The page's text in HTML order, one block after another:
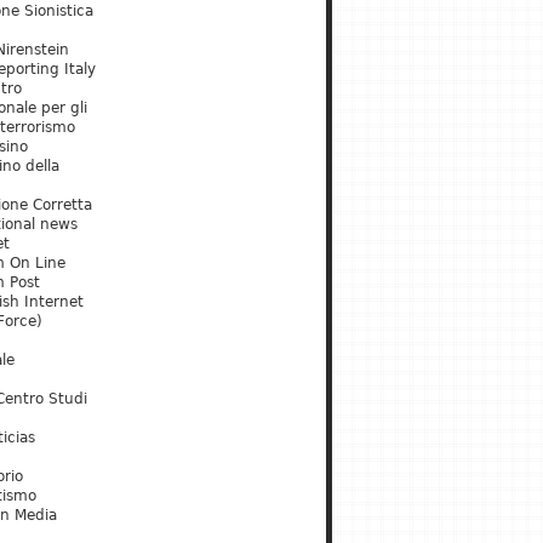
Sionistica
Italy
per gli
della
Corretta
news
On Line
Post
Internet
Studi
Media